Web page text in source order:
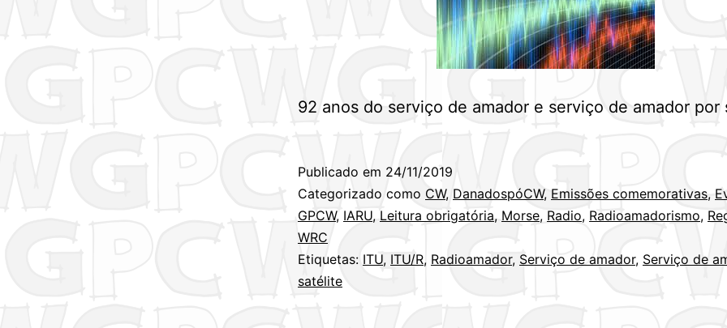
92 anos do serviço de amador e serviço de amador por
Publicado em 24/11/2019
Categorizado como CW, DanadospóCW, Emissões comemorativas,
GPCW, IARU, Leitura obrigatória, Morse, Radio, Radioamadorismo,
WRC
Etiquetas: ITU, ITU/R, Radioamador, Serviço de amador, Serviço de
satélite